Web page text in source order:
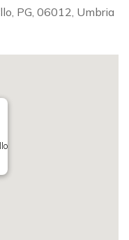
PG, 06012, Umbria